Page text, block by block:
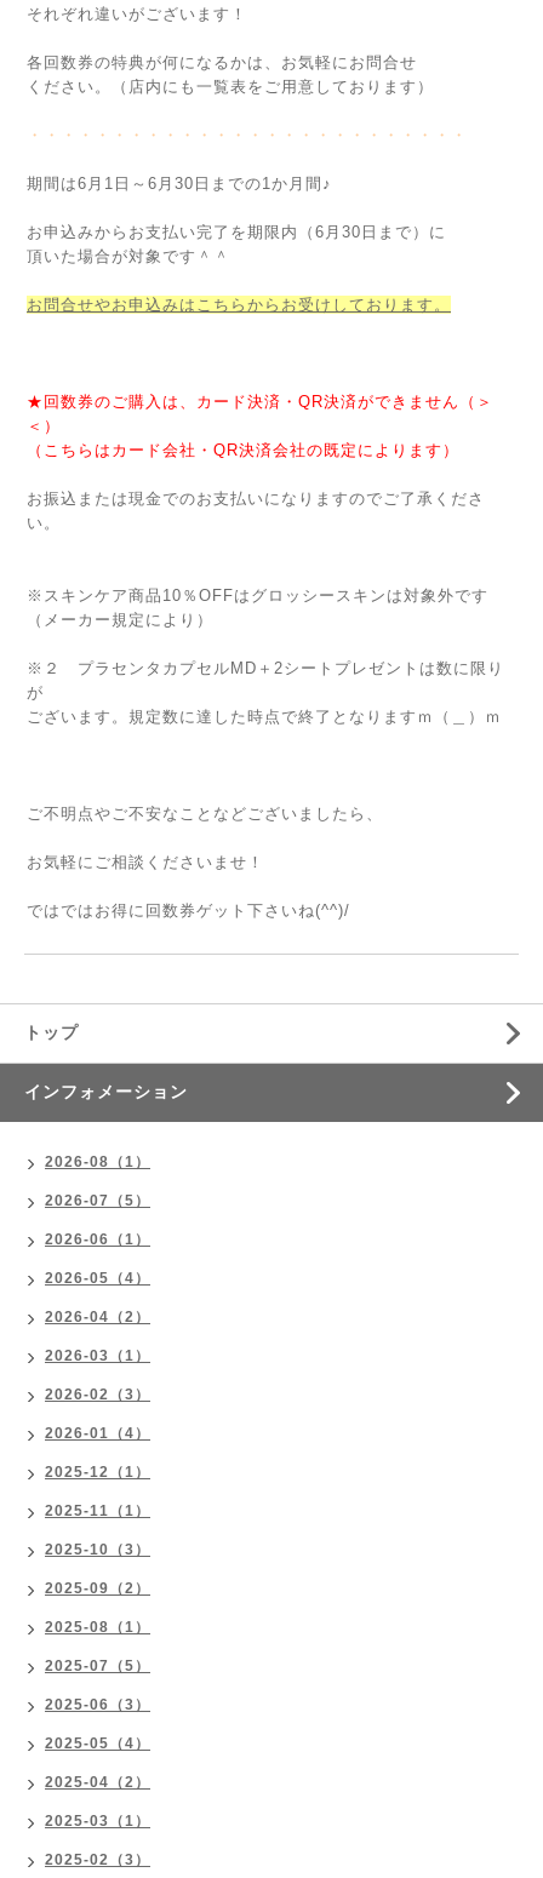
それぞれ違いがございます！
各回数券の特典が何になるかは、お気軽にお問合せ
ください。（店内にも一覧表をご用意しております）
・・・・・・・・・・・・・・・・・・・・・・・・・・
期間は6月1日～6月30日までの1か月間♪
お申込みからお支払い完了を期限内（6月30日まで）に
頂いた場合が対象です＾＾
お問合せやお申込みはこちらからお受けしております。
★回数券のご購入は、カード決済・QR決済ができません（＞
＜）
（こちらはカード会社・QR決済会社の既定によります）
お振込または現金でのお支払いになりますのでご了承くださ
い。
※スキンケア商品10％OFFはグロッシースキンは対象外です
（メーカー規定により）
※２ プラセンタカプセルMD＋2シートプレゼントは数に限り
が
ございます。規定数に達した時点で終了となりますｍ（＿）ｍ
ご不明点やご不安なことなどございましたら、
お気軽にご相談くださいませ！
ではではお得に回数券ゲット下さいね(^^)/
トップ
インフォメーション
2026-08（1）
2026-07（5）
2026-06（1）
2026-05（4）
2026-04（2）
2026-03（1）
2026-02（3）
2026-01（4）
2025-12（1）
2025-11（1）
2025-10（3）
2025-09（2）
2025-08（1）
2025-07（5）
2025-06（3）
2025-05（4）
2025-04（2）
2025-03（1）
2025-02（3）